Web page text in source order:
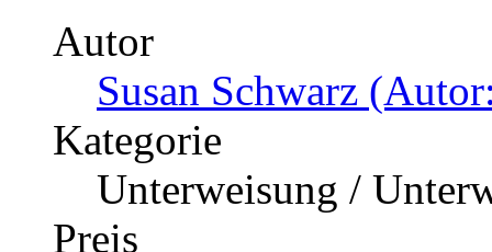
Autor
Susan Schwarz
Kategorie
Unterweisung /
Preis